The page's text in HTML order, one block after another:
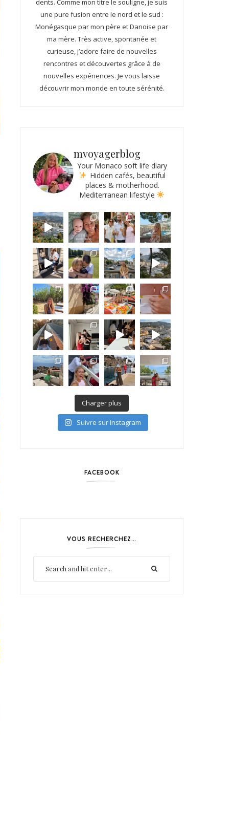
dents. Comme mon titre le souligne, je suis
une pure fusion entre le nord et le sud :
Monégasque par mon père et Danoise par
ma mère. Très active, spontanée et
curieuse, j’adore faire de nouvelles
rencontres et découvertes grâce à de
nouvelles expériences. Je vous laisse
découvrir mon monde en toute sérénité.
mvoyagerblog
Your Monaco soft life diary
Hidden cafés, beautiful
places & motherhood.
Mediterranean lifestyle
Charger plus
Suivre sur Instagram
FACEBOOK
VOUS RECHERCHEZ…